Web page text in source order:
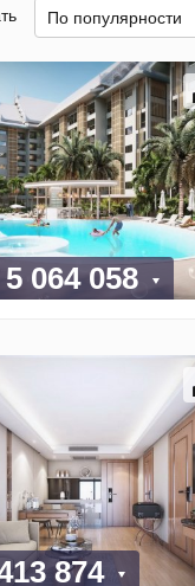
По популярности
064 058
874